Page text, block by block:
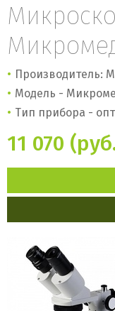
Производитель:
Модель -
Тип прибора -
11 070